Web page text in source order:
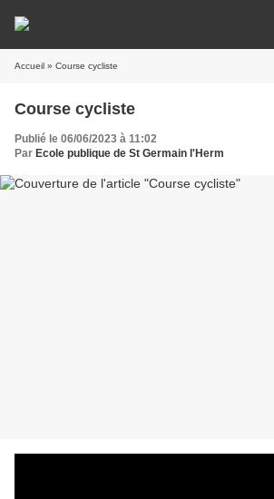
Accueil » Course cycliste
Course cycliste
Publié le 06/06/2023 à 11:02
Par Ecole publique de St Germain l'Herm